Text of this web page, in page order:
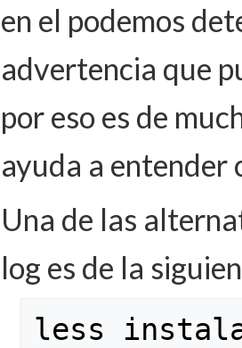
en el podemos
advertencia que
por eso es de
ayuda a
Una de las
log es de la
less